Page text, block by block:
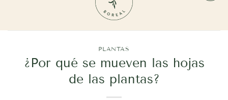
PLANTAS
¿Por qué se mueven las hojas
de las plantas?